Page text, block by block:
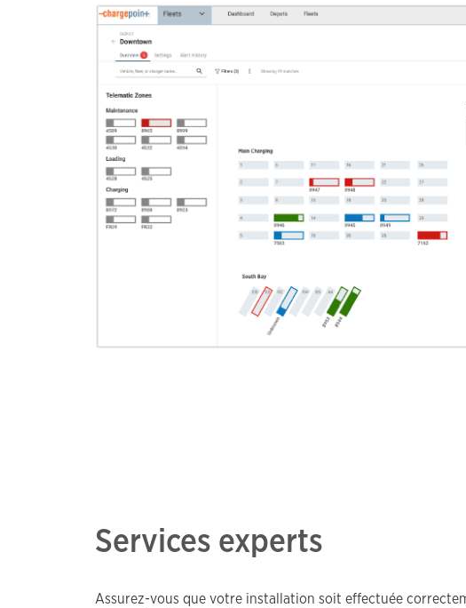
Services experts
Assurez-vous que votre installation soit effectuée